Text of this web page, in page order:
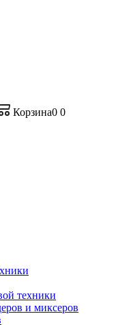
Корзина0 0
техники
и миксеров